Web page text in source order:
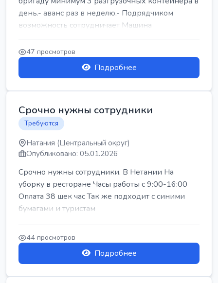
день.- аванс раз в неделю.- Подрядчиком
возможность сотрудничает Машина
47 просмотров
Подробнее
Срочно нужны сотрудники
Требуются
Натания (Центральный округ)
Опубликовано: 05.01.2026
Срочно нужны сотрудники. В Нетании На
уборку в ресторане Часы работы с 9:00-16:00
Оплата 38 шек час Так же подходит с синими
бумагами и туристам
44 просмотров
Подробнее